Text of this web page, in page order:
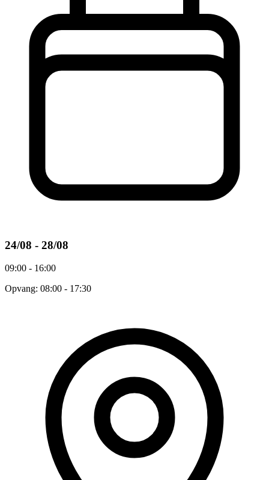
24/08 - 28/08
09:00 - 16:00
Opvang: 08:00 - 17:30